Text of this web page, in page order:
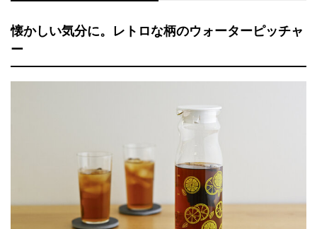
懐かしい気分に。レトロな柄のウォーターピッチャ
ー